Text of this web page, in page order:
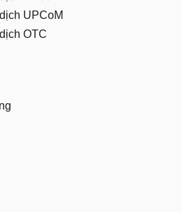
UPCoM
OTC